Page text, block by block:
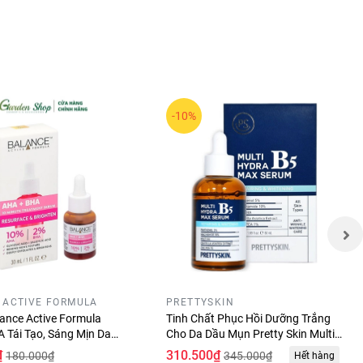
Zinc
dễ bị
FORMULA
Active Formula
Tái Tạo, Sáng Mịn Da
180.000₫
-10%
PRETTYSKIN
Tinh Chất Phục Hồi Dưỡng Trắng
Cho Da Dầu Mụn Pretty Skin Multi
Hydra B5 Max Serum 50ml
310.500₫ 345.000₫ Hết hàng